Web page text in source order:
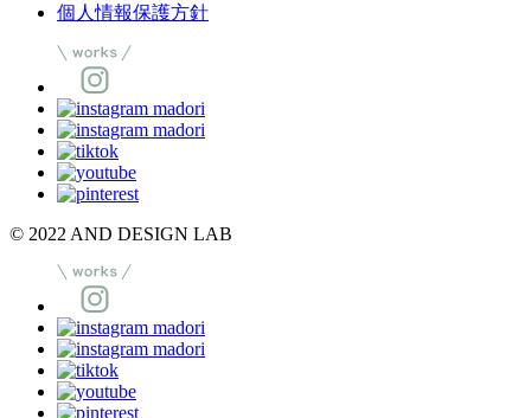
個人情報保護方針
© 2022 AND DESIGN LAB